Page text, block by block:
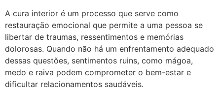
A cura interior é um processo que serve como
restauração emocional que permite a uma pessoa se
libertar de traumas, ressentimentos e memórias
dolorosas. Quando não há um enfrentamento adequado
dessas questões, sentimentos ruins, como mágoa,
medo e raiva podem comprometer o bem-estar e
dificultar relacionamentos saudáveis.